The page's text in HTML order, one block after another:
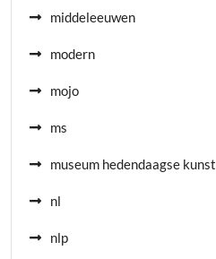
middeleeuwen
modern
mojo
ms
museum hedendaagse kunst
nl
nlp